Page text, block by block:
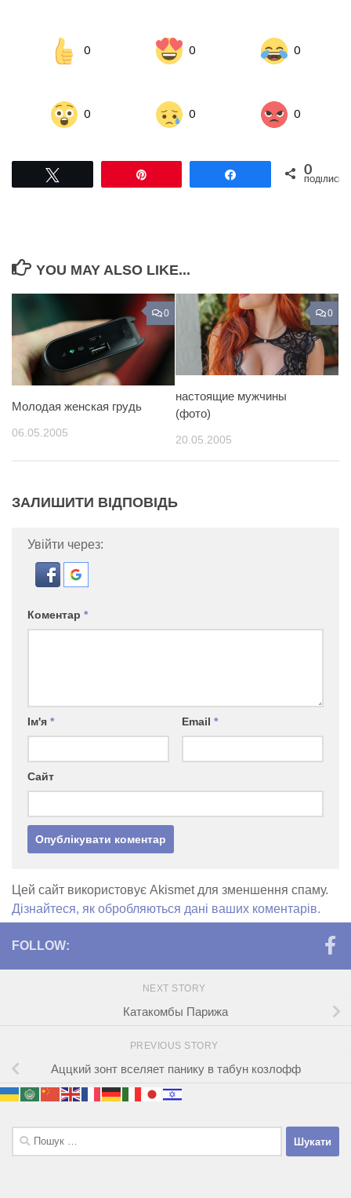
0 0 0
0 0 0
Поділитися0
ПОДІЛИСЬ
YOU MAY ALSO LIKE...
0
Молодая женская грудь
06.05.2005
0
настоящие мужчины
(фото)
20.05.2005
ЗАЛИШИТИ ВІДПОВІДЬ
Увійти через:
Коментар *
Ім'я * Email *
Сайт
Цей сайт використовує Akismet для зменшення спаму.
Дізнайтеся, як обробляються дані ваших коментарів.
FOLLOW:
NEXT STORY
Катакомбы Парижа
PREVIOUS STORY
Аццкий зонт вселяет панику в табун козлофф
Пошук: